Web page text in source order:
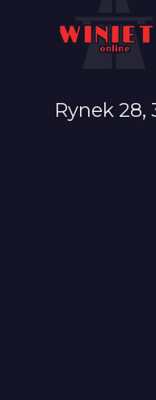
Rynek 28,